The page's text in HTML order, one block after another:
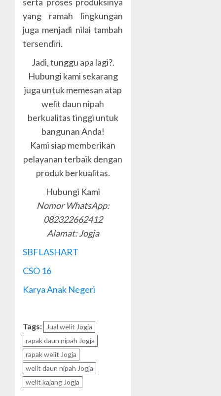
yang ramah lingkungan
juga menjadi nilai tambah
tersendiri.
Jadi, tunggu apa lagi?.
Hubungi kami sekarang
juga untuk memesan atap
welit daun nipah
berkualitas tinggi untuk
bangunan Anda!
Kami siap memberikan
pelayanan terbaik dengan
produk berkualitas.
Hubungi Kami
Nomor WhatsApp:
082322662412
Alamat: Jogja
SBFLASHART
CSO 16
Karya Anak Negeri
Tags:
Jual welit Jogja
rapak daun nipah Jogja
rapak welit Jogja
welit daun nipah Jogja
welit kajang Jogja